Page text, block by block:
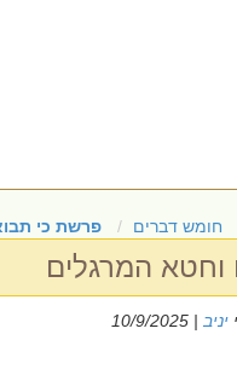
חומש דברים פרשת כי
וחטא המרגלים
יניב | 10/9/2025